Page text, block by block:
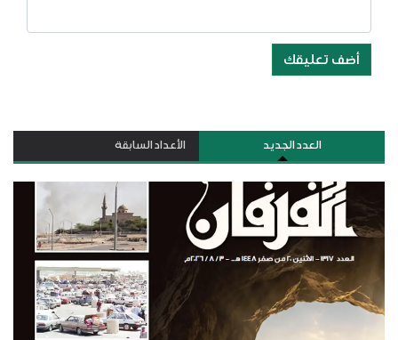
أضف تعليقك
العدد الجديد الأعداد السابقة